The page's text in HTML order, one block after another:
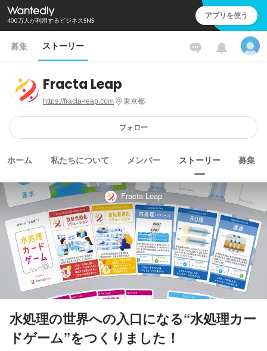
400万人が利用するビジネスSNS アプリを使う
募集 ストーリー
Fracta Leap
https://fracta-leap.com 東京都
フォロー
ホーム 私たちについて メンバー ストーリー 募集
Fracta Leap
水処理の世界への入口になる“水処理カー
ドゲーム”をつくりました！